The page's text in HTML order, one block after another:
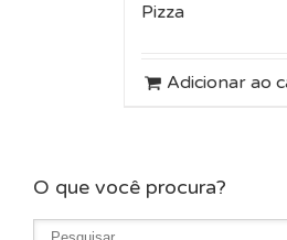
Pizza
Adicionar ao
O que você procura?